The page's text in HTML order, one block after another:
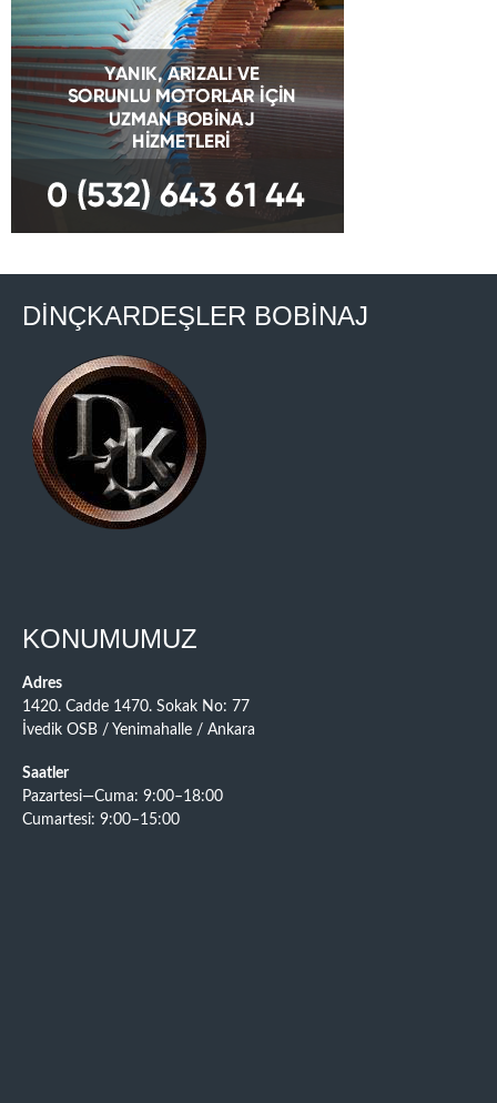
DİNÇKARDEŞLER BOBİNAJ
KONUMUMUZ
Adres
1420. Cadde 1470. Sokak No: 77
İvedik OSB / Yenimahalle / Ankara
Saatler
Pazartesi—Cuma: 9:00–18:00
Cumartesi: 9:00–15:00